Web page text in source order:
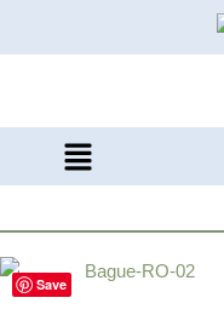
Menu
Save